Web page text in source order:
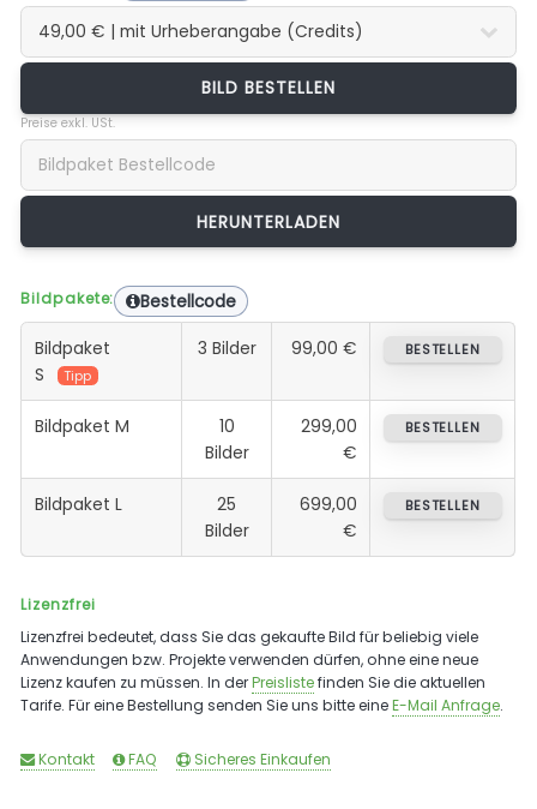
BILD BESTELLEN
Preise exkl. USt.
Bildpakete: Bestellcode
Bildpaket
S
Tipp
3 Bilder 99,00 € BESTELLEN
Bildpaket M
10
Bilder
299,00
€
BESTELLEN
Bildpaket L
25
Bilder
699,00
€
BESTELLEN
Lizenzfrei
Lizenzfrei bedeutet, dass Sie das gekaufte Bild für beliebig viele
Anwendungen bzw. Projekte verwenden dürfen, ohne eine neue
Lizenz kaufen zu müssen. In derPreislistefinden Sie die aktuellen
Tarife. Für eine Bestellung senden Sie uns bitte eineE-Mail Anfrage.
Kontakt FAQ Sicheres Einkaufen